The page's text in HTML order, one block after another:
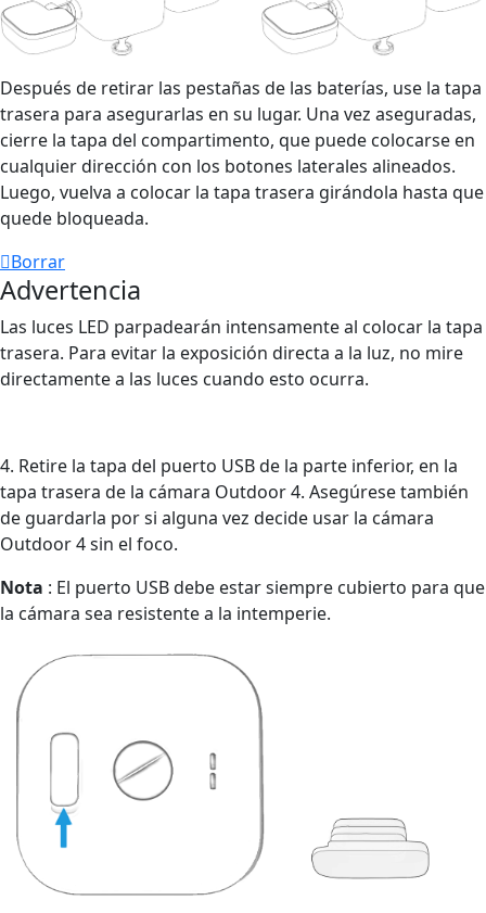
Después de retirar las pestañas de las baterías, use la tapa
trasera para asegurarlas en su lugar. Una vez aseguradas,
cierre la tapa del compartimento, que puede colocarse en
cualquier dirección con los botones laterales alineados.
Luego, vuelva a colocar la tapa trasera girándola hasta que
quede bloqueada.
Borrar
Advertencia
Las luces LED parpadearán intensamente al colocar la tapa
trasera. Para evitar la exposición directa a la luz, no mire
directamente a las luces cuando esto ocurra.
4. Retire la tapa del puerto USB de la parte inferior, en la
tapa trasera de la cámara Outdoor 4. Asegúrese también
de guardarla por si alguna vez decide usar la cámara
Outdoor 4 sin el foco.
Nota : El puerto USB debe estar siempre cubierto para que
la cámara sea resistente a la intemperie.